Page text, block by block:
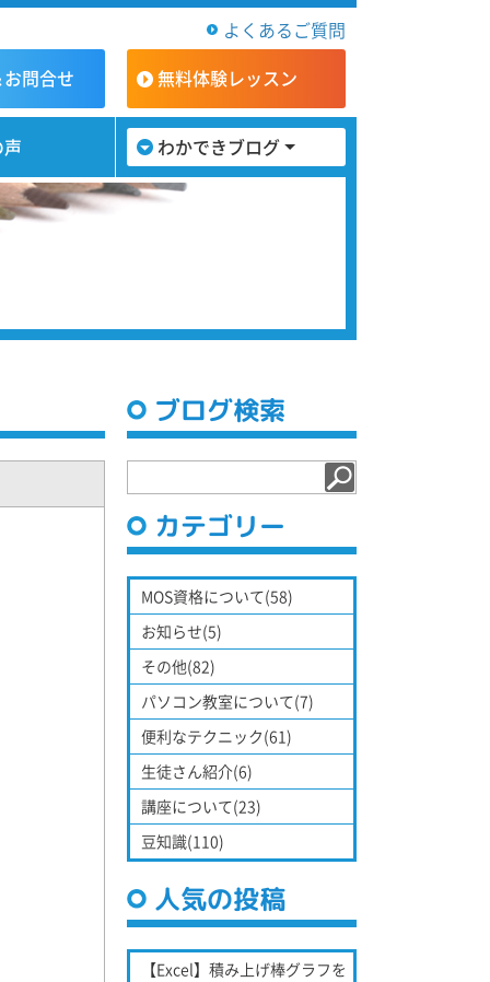
よくあるご質問
問合せ
無料体験レッスン
わかできブログ
ブログ検索
カテゴリー
MOS資格について(58)
お知らせ(5)
その他(82)
パソコン教室について(7)
便利なテクニック(61)
生徒さん紹介(6)
講座について(23)
豆知識(110)
人気の投稿
【Excel】積み上げ棒グラフを